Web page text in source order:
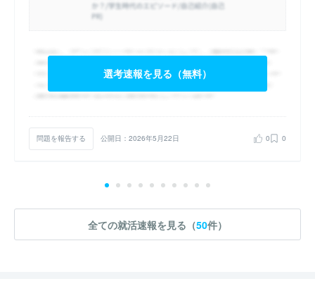
選考速報を見る（無料）
問題を報告する 公開日：2026年5月22日 0 0
全ての就活速報を見る（50件）